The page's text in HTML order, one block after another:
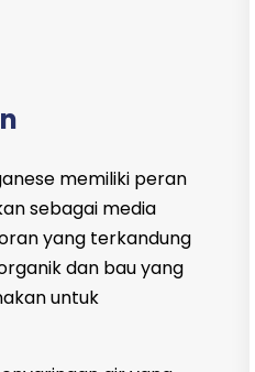
memiliki peran
sebagai media
yang terkandung
dan bau yang
untuk